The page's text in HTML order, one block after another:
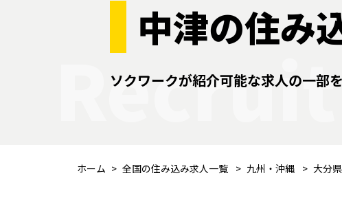
中津の住み
ソクワークが紹介可能な求人の一部
Recruit
ホーム 全国の住み込み求人一覧 九州・沖縄 大分県